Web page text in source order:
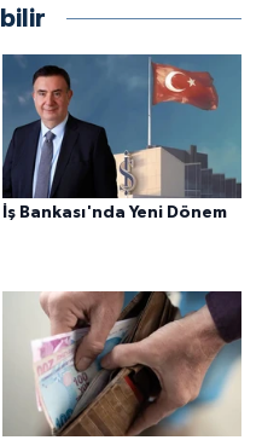
İş Bankası'nda Yeni Dönem